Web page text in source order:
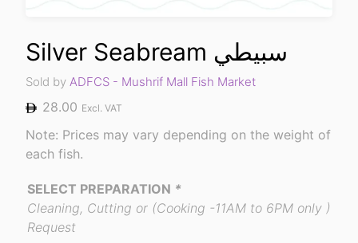
Silver Seabream سبيطي
Sold by ADFCS - Mushrif Mall Fish Market
28.00 Excl. VAT
Note: Prices may vary depending on the weight of
each fish.
SELECT PREPARATION *
Cleaning, Cutting or (Cooking -11AM to 6PM only )
Request